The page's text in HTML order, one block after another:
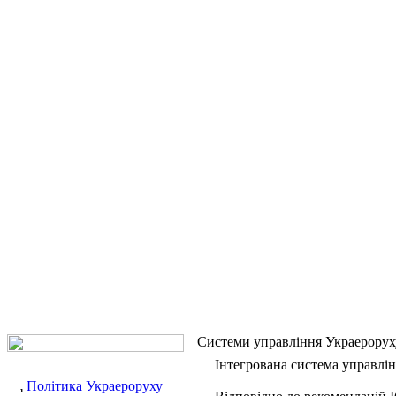
Політика Украероруху
Системи управління
Інтегрована система